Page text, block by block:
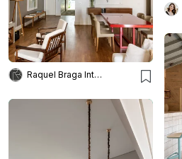
Raquel Braga Interiores